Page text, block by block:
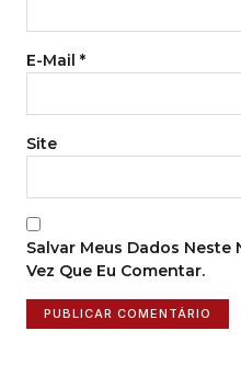
E-Mail *
Site
Salvar Meus Dados Neste
Vez Que Eu Comentar.